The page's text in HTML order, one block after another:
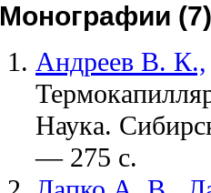
Монографии (7)
Андреев В. К.,
Наука.
— 275 с.